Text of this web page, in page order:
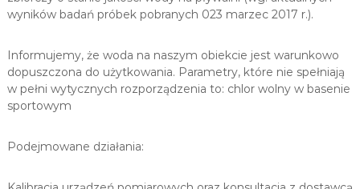
u
R
e
k
wyników badań próbek pobranych 023 marzec 2017 r.).
Informujemy, że woda na naszym obiekcie jest warunkowo
dopuszczona do użytkowania. Parametry, które nie spełniają
w pełni wytycznych rozporządzenia to: chlor wolny w basenie
sportowym
Podejmowane działania: